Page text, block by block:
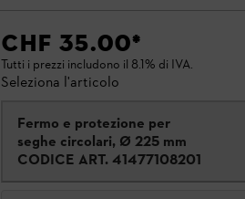
CHF 35.00*
Tutti i prezzi includono il 8.1% di IVA.
Seleziona l'articolo
Fermo e protezione per
seghe circolari, Ø 225 mm
CODICE ART. 41477108201